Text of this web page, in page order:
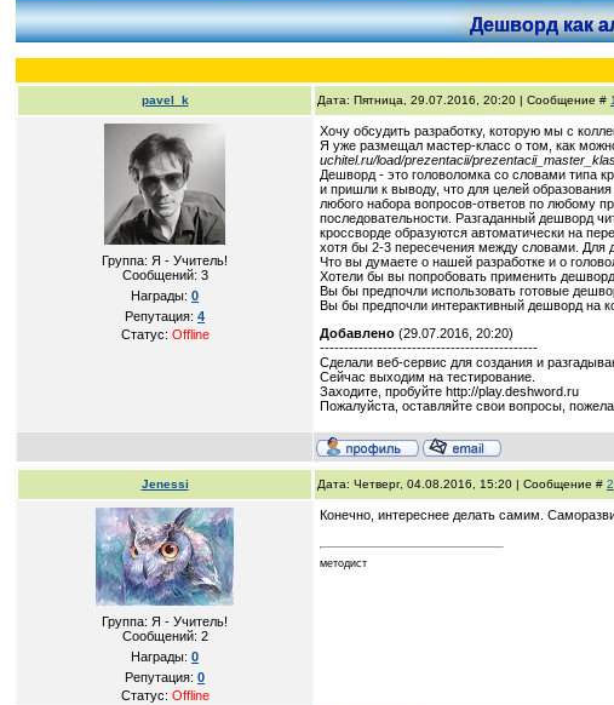
Дешворд как
pavel_k Дата: Пятница, 29.07.2016, 20:20 | Сообщение # 1
Группа: Я - Учитель!
Сообщений: 3
Награды: 0
Репутация: 4
Статус: Offline
Хочу обсудить разработку, которую мы с
Я уже размещал мастер-класс о том, как
uchitel.ru/load/prezentacii/
Дешворд - это головоломка со словами типа
и пришли к выводу, что для целей
любого набора вопросов-ответов по любому
последовательности. Разгаданный дешворд
кроссворде образуются автоматически на
хотя бы 2-3 пересечения между словами. Для
Что вы думаете о нашей разработке и о
Хотели бы вы попробовать применить
Вы бы предпочли использовать готовые
Вы бы предпочли интерактивный дешворд на
Добавлено (29.07.2016, 20:20)
---------------------------------------------
Сделали веб-сервис для создания и
Сейчас выходим на тестирование.
Заходите, пробуйте http://play.deshword.ru
Пожалуйста, оставляйте свои вопросы,
Jenessi Дата: Четверг, 04.08.2016, 15:20 | Сообщение # 2
Группа: Я - Учитель!
Сообщений: 2
Награды: 0
Репутация: 0
Статус: Offline
Конечно, интереснее делать самим.
методист